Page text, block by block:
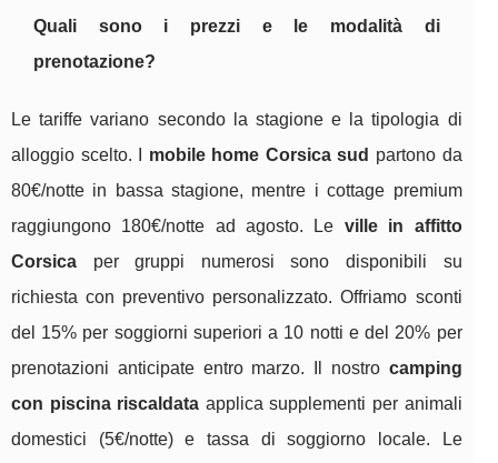
Quali sono i prezzi e le modalità di
prenotazione?
Le tariffe variano secondo la stagione e la tipologia di
alloggio scelto. I mobile home Corsica sud partono da
80€/notte in bassa stagione, mentre i cottage premium
raggiungono 180€/notte ad agosto. Le ville in affitto
Corsica per gruppi numerosi sono disponibili su
richiesta con preventivo personalizzato. Offriamo sconti
del 15% per soggiorni superiori a 10 notti e del 20% per
prenotazioni anticipate entro marzo. Il nostro camping
con piscina riscaldata applica supplementi per animali
domestici (5€/notte) e tassa di soggiorno locale. Le